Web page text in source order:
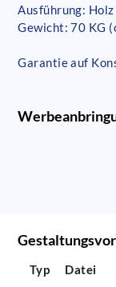
Ausführung: Holz
Gewicht: 70 KG
Garantie auf
Typ Datei